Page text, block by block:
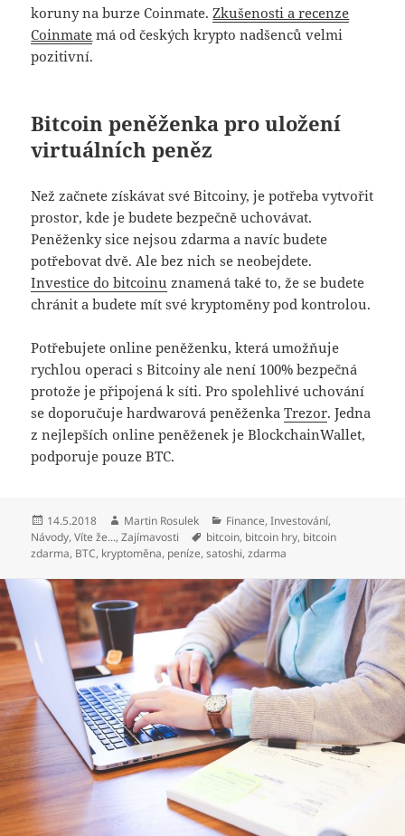
koruny na burze Coinmate.Zkušenosti a recenze
Coinmate má od českých krypto nadšenců velmi
pozitivní.
Bitcoin peněženka pro uložení
virtuálních peněz
Než začnete získávat své Bitcoiny, je potřeba vytvořit
prostor, kde je budete bezpečně uchovávat.
Peněženky sice nejsou zdarma a navíc budete
potřebovat dvě. Ale bez nich se neobejdete.
Investice do bitcoinu znamená také to, že se budete
chránit a budete mít své kryptoměny pod kontrolou.
Potřebujete online peněženku, která umožňuje
rychlou operaci s Bitcoiny ale není 100% bezpečná
protože je připojená k síti. Pro spolehlivé uchování
se doporučuje hardwarová peněženkaTrezor. Jedna
z nejlepších online peněženek je BlockchainWallet,
podporuje pouze BTC.
Publikováno:
14.5.2018 Autor:
Martin Rosulek Rubriky:
Finance,Investování,
Návody,Víte že...,Zajímavosti Štítky:
bitcoin, bitcoin hry, bitcoin
zdarma, BTC, kryptoměna, peníze,satoshi,zdarma